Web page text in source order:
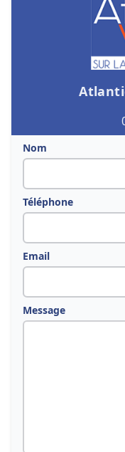
Nom
Téléphone
Email
Message